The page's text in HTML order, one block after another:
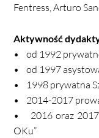
Fentress, Arturo
Aktywność
• od 1992
• od 1997
• 1998 prywatna
• 2014-2017
• 2016 oraz 2017
OKu”